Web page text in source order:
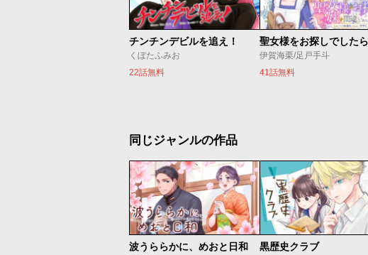
チンチンデビルを追え！
くぼたふみお
22話無料
伊賀海栗/足戸手斗
41話無料
同じジャンルの作品
波うららかに、めおと日和 黒歴史クラブ